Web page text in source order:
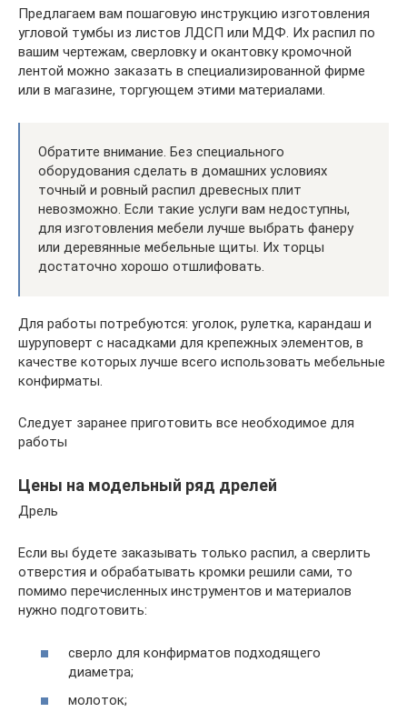
Предлагаем вам пошаговую инструкцию изготовления
угловой тумбы из листов ЛДСП или МДФ. Их распил по
вашим чертежам, сверловку и окантовку кромочной
лентой можно заказать в специализированной фирме
или в магазине, торгующем этими материалами.
Обратите внимание. Без специального
оборудования сделать в домашних условиях
точный и ровный распил древесных плит
невозможно. Если такие услуги вам недоступны,
для изготовления мебели лучше выбрать фанеру
или деревянные мебельные щиты. Их торцы
достаточно хорошо отшлифовать.
Для работы потребуются: уголок, рулетка, карандаш и
шуруповерт с насадками для крепежных элементов, в
качестве которых лучше всего использовать мебельные
конфирматы.
Следует заранее приготовить все необходимое для
работы
Цены на модельный ряд дрелей
Дрель
Если вы будете заказывать только распил, а сверлить
отверстия и обрабатывать кромки решили сами, то
помимо перечисленных инструментов и материалов
нужно подготовить:
сверло для конфирматов подходящего
диаметра;
молоток;